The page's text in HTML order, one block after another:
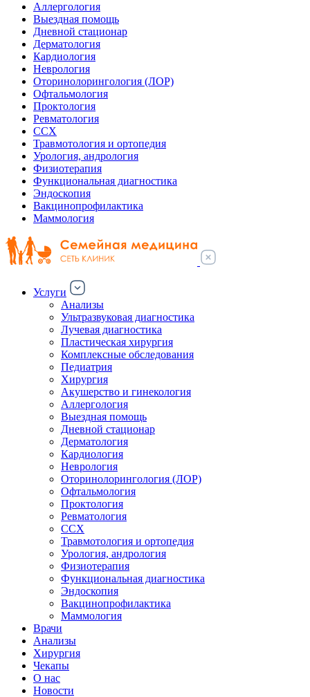
Аллергология
Выездная помощь
Дневной стационар
Дерматология
Кардиология
Неврология
Оторинолорингология (ЛОР)
Офтальмология
Проктология
Ревматология
ССХ
Травмотология и ортопедия
Урология, андрология
Физиотерапия
Функциональная диагностика
Эндоскопия
Вакцинопрофилактика
Маммология
Услуги
Анализы
Ультразвуковая диагностика
Лучевая диагностика
Пластическая хирургия
Комплексные обследования
Педиатрия
Хирургия
Акушерство и гинекология
Аллергология
Выездная помощь
Дневной стационар
Дерматология
Кардиология
Неврология
Оторинолорингология (ЛОР)
Офтальмология
Проктология
Ревматология
ССХ
Травмотология и ортопедия
Урология, андрология
Физиотерапия
Функциональная диагностика
Эндоскопия
Вакцинопрофилактика
Маммология
Врачи
Анализы
Хирургия
Чекапы
О нас
Новости